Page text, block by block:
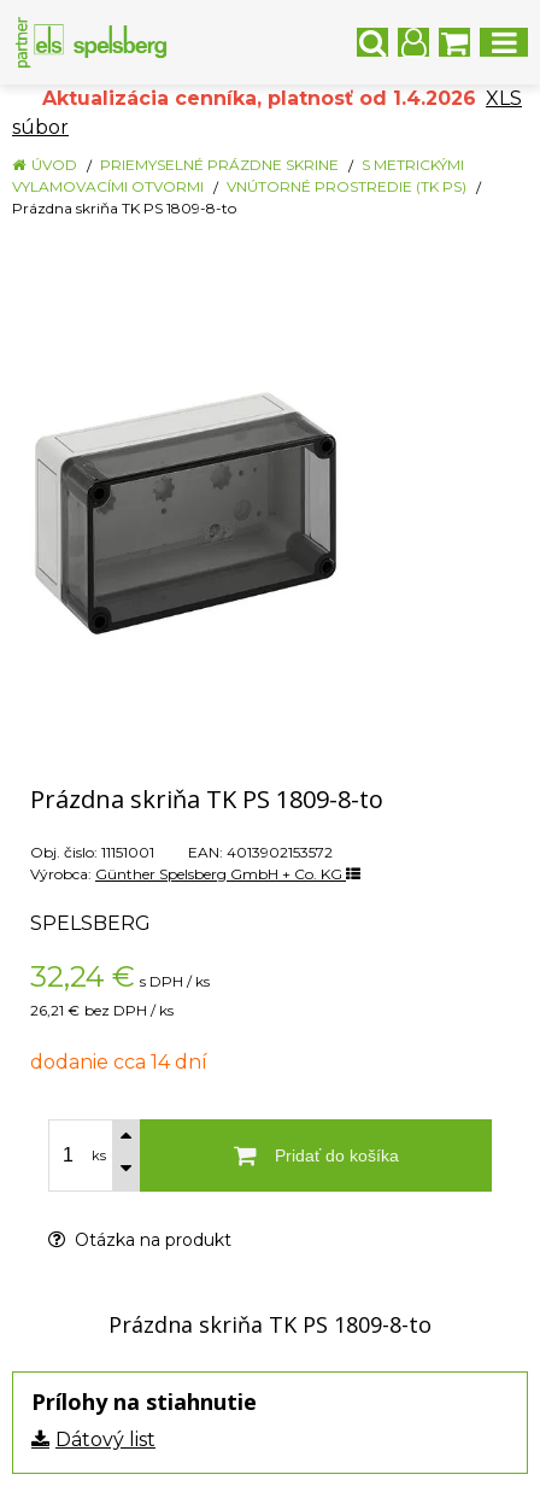
Aktualizácia cenníka, platnosť od 1.4.2026 XLS
súbor
ÚVOD PRIEMYSELNÉ PRÁZDNE SKRINE
S METRICKÝMI
VYLAMOVACÍMI OTVORMI
VNÚTORNÉ PROSTREDIE (TK PS)
Prázdna skriňa TK PS 1809-8-to
Prázdna skriňa TK PS 1809-8-to
Obj. čislo: 11151001 EAN: 4013902153572
Výrobca: Günther Spelsberg GmbH + Co. KG
SPELSBERG
32,24 € s DPH / ks
26,21 € bez DPH / ks
dodanie cca 14 dní
ks Pridať do košíka
Otázka na produkt
Prázdna skriňa TK PS 1809-8-to
Prílohy na stiahnutie
Dátový list